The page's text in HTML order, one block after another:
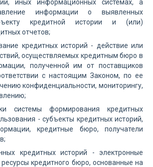
иных информационных системах, а
информации о выявленных
кредитной истории и (или)
отчетов;
кредитных историй - действие или
осуществляемых кредитным бюро в
полученной им от поставщиков
с настоящим Законом, по ее
конфиденциальности, мониторингу,
системы формирования кредитных
- субъекты кредитных историй,
кредитные бюро, получатели
кредитных историй - электронные
кредитного бюро, основанные на